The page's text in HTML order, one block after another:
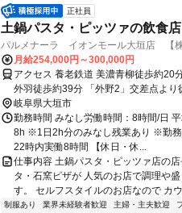
正社員
土鍋パスタ・ピッツァの飲食
パルメナーラ イオンモール大垣店 【株
月給254,000円～300,000円
アクセス 養老鉄道 美濃青柳徒歩約20
外羽徒歩約39分 「外野2」交差点よ
煙防止措置】敷地内禁煙 （喫煙所/勤
岐阜県大垣市
勤務時間 みなし労働時間：8時間/日
8h ※1日2h分のみなし残業あり ※勤務
22時内実働8時間 【休日・休...
仕事内容 土鍋パスタ・ピッツァ店の
タ・石窯ピザが 人気のお店で調理や
す。 セルフスタイルのお店なので カ
制服あり 業界未経験者歓迎 主婦・主夫歓迎